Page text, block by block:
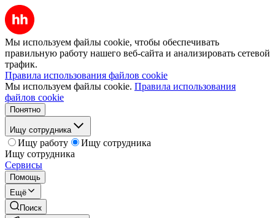
Мы используем файлы cookie, чтобы обеспечивать
правильную работу нашего веб-сайта и анализировать сетевой
трафик.
Правила использования файлов cookie
Мы используем файлы cookie. Правила использования
файлов cookie
Понятно
Ищу сотрудника
Ищу работу
Ищу сотрудника
Ищу сотрудника
Сервисы
Помощь
Ещё
Поиск